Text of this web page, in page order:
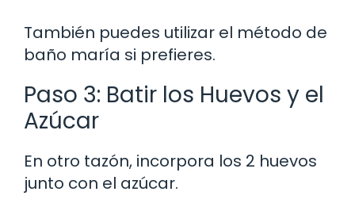
También puedes utilizar el método de
baño maría si prefieres.
Paso 3: Batir los Huevos y el
Azúcar
En otro tazón, incorpora los 2 huevos
junto con el azúcar.